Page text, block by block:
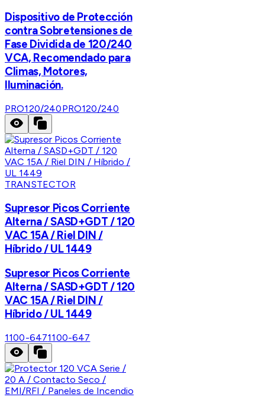
Dispositivo de Protección
contra Sobretensiones de
Fase Dividida de 120/240
VCA, Recomendado para
Climas, Motores,
Iluminación.
PRO120/240PRO120/240
TRANSTECTOR
Supresor Picos Corriente
Alterna / SASD+GDT / 120
VAC 15A / Riel DIN /
Híbrido / UL 1449
Supresor Picos Corriente
Alterna / SASD+GDT / 120
VAC 15A / Riel DIN /
Híbrido / UL 1449
1100-6471100-647